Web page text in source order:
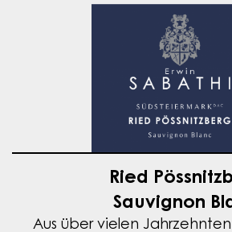
Ried
Sauvignon
Aus über vielen